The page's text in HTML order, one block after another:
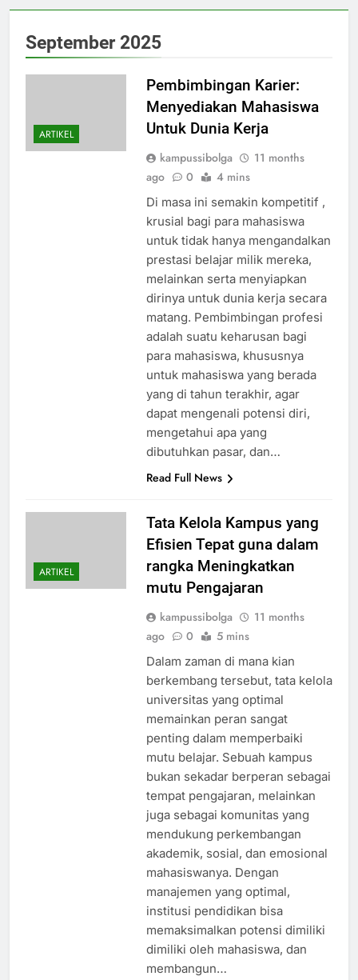
September 2025
ARTIKEL
Pembimbingan Karier:
Menyediakan Mahasiswa
Untuk Dunia Kerja
kampussibolga
11 months
ago
0 4 mins
Di masa ini semakin kompetitif ,
krusial bagi para mahasiswa
untuk tidak hanya mengandalkan
prestasi belajar milik mereka,
melainkan serta menyiapkan
dirinya untuk dunia kerja secara
matang. Pembimbingan profesi
adalah suatu keharusan bagi
para mahasiswa, khususnya
untuk mahasiswa yang berada
yang di tahun terakhir, agar
dapat mengenali potensi diri,
mengetahui apa yang
dibutuhkan pasar, dan…
Read Full News
ARTIKEL
Tata Kelola Kampus yang
Efisien Tepat guna dalam
rangka Meningkatkan
mutu Pengajaran
kampussibolga
11 months
ago
0 5 mins
Dalam zaman di mana kian
berkembang tersebut, tata kelola
universitas yang optimal
memainkan peran sangat
penting dalam memperbaiki
mutu belajar. Sebuah kampus
bukan sekadar berperan sebagai
tempat pengajaran, melainkan
juga sebagai komunitas yang
mendukung perkembangan
akademik, sosial, dan emosional
mahasiswanya. Dengan
manajemen yang optimal,
institusi pendidikan bisa
memaksimalkan potensi dimiliki
dimiliki oleh mahasiswa, dan
membangun…